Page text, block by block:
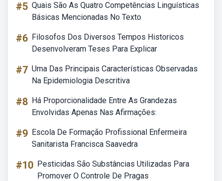
#5 Quais São As Quatro Competências Linguísticas
Básicas Mencionadas No Texto
#6 Filosofos Dos Diversos Tempos Historicos
Desenvolveram Teses Para Explicar
#7 Uma Das Principais Características Observadas
Na Epidemiologia Descritiva
#8 Há Proporcionalidade Entre As Grandezas
Envolvidas Apenas Nas Afirmações:
#9 Escola De Formação Profissional Enfermeira
Sanitarista Francisca Saavedra
#10 Pesticidas São Substâncias Utilizadas Para
Promover O Controle De Pragas